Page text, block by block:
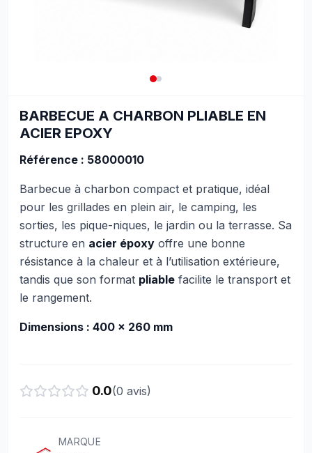
BARBECUE A CHARBON PLIABLE EN
ACIER EPOXY
Référence : 58000010
Barbecue à charbon compact et pratique, idéal
pour les grillades en plein air, le camping, les
sorties, les pique-niques, le jardin ou la terrasse. Sa
structure en acier époxy offre une bonne
résistance à la chaleur et à l’utilisation extérieure,
tandis que son format pliable facilite le transport et
le rangement.
Dimensions : 400 × 260 mm
0.0(0 avis)
MARQUE